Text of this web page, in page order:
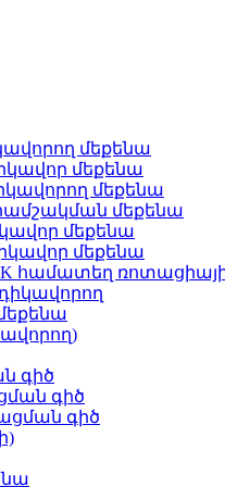
մեքենա
մեքենա
մեքենա
մեքենա
մեքենա
մեքենա
համատեղ
գիծ
գիծ
գիծ